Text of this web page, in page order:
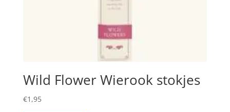
Wild Flower Wierook stokjes
€1,95